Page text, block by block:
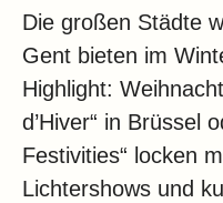
Die großen Städte
Gent bieten im
Highlight:
d’Hiver“ in Brüssel
Festivities“ locken
Lichtershows und